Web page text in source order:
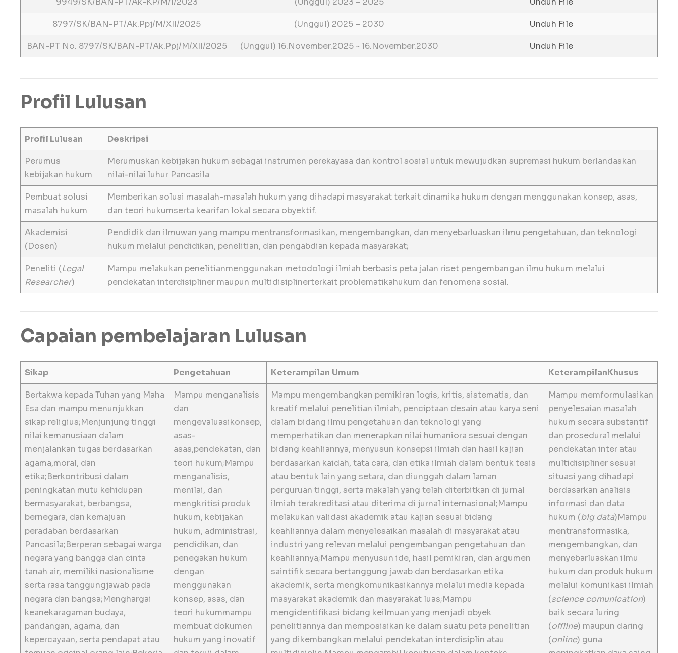
8797/SK/BAN-PT/Ak.Ppj/M/XII/2025 (Unggul) 2025 – 2030 Unduh File
BAN-PT No. 8797/SK/BAN-PT/Ak.Ppj/M/XII/2025 (Unggul) 16.November.2025 ~ 16.November.2030 Unduh File
Profil Lulusan
Profil Lulusan Deskripsi
Perumus
kebijakan hukum
Merumuskan kebijakan hukum sebagai instrumen perekayasa dan kontrol sosial untuk mewujudkan supremasi hukum berlandaskan
nilai-nilai luhur Pancasila
Pembuat solusi
masalah hukum
Memberikan solusi masalah-masalah hukum yang dihadapi masyarakat terkait dinamika hukum dengan menggunakan konsep, asas,
dan teori hukumserta kearifan lokal secara obyektif.
Akademisi
(Dosen)
Pendidik dan ilmuwan yang mampu mentransformasikan, mengembangkan, dan menyebarluaskan ilmu pengetahuan, dan teknologi
hukum melalui pendidikan, penelitian, dan pengabdian kepada masyarakat;
Peneliti (Legal
Researcher)
Mampu melakukan penelitianmenggunakan metodologi ilmiah berbasis peta jalan riset pengembangan ilmu hukum melalui
pendekatan interdisipliner maupun multidisiplinerterkait problematikahukum dan fenomena sosial.
Capaian pembelajaran Lulusan
Sikap Pengetahuan Keterampilan Umum KeterampilanKhusus
Bertakwa kepada Tuhan yang Maha
Esa dan mampu menunjukkan
sikap religius;Menjunjung tinggi
nilai kemanusiaan dalam
menjalankan tugas berdasarkan
agama,moral, dan
etika;Berkontribusi dalam
peningkatan mutu kehidupan
bermasyarakat, berbangsa,
bernegara, dan kemajuan
peradaban berdasarkan
Pancasila;Berperan sebagai warga
negara yang bangga dan cinta
tanah air, memiliki nasionalisme
serta rasa tanggungjawab pada
negara dan bangsa;Menghargai
keanekaragaman budaya,
pandangan, agama, dan
kepercayaan, serta pendapat atau
Mampu menganalisis
dan
mengevaluasikonsep,
asas-
asas,pendekatan, dan
teori hukum;Mampu
menganalisis,
menilai, dan
mengkritisi produk
hukum, kebijakan
hukum, administrasi,
pendidikan, dan
penegakan hukum
dengan
menggunakan
konsep, asas, dan
teori hukummampu
membuat dokumen
hukum yang inovatif
Mampu mengembangkan pemikiran logis, kritis, sistematis, dan
kreatif melalui penelitian ilmiah, penciptaan desain atau karya seni
dalam bidang ilmu pengetahuan dan teknologi yang
memperhatikan dan menerapkan nilai humaniora sesuai dengan
bidang keahliannya, menyusun konsepsi ilmiah dan hasil kajian
berdasarkan kaidah, tata cara, dan etika ilmiah dalam bentuk tesis
atau bentuk lain yang setara, dan diunggah dalam laman
perguruan tinggi, serta makalah yang telah diterbitkan di jurnal
ilmiah terakreditasi atau diterima di jurnal internasional;Mampu
melakukan validasi akademik atau kajian sesuai bidang
keahliannya dalam menyelesaikan masalah di masyarakat atau
industri yang relevan melalui pengembangan pengetahuan dan
keahliannya;Mampu menyusun ide, hasil pemikiran, dan argumen
saintifik secara bertanggung jawab dan berdasarkan etika
akademik, serta mengkomunikasikannya melalui media kepada
masyarakat akademik dan masyarakat luas;Mampu
mengidentifikasi bidang keilmuan yang menjadi obyek
penelitiannya dan memposisikan ke dalam suatu peta penelitian
yang dikembangkan melalui pendekatan interdisiplin atau
Mampu memformulasikan
penyelesaian masalah
hukum secara substantif
dan prosedural melalui
pendekatan inter atau
multidisipliner sesuai
situasi yang dihadapi
berdasarkan analisis
informasi dan data
hukum (big data)Mampu
mentransformasika,
mengembangkan, dan
menyebarluaskan ilmu
hukum dan produk hukum
melalui komunikasi ilmiah
(science comunication)
baik secara luring
(offline) maupun daring
(online) guna